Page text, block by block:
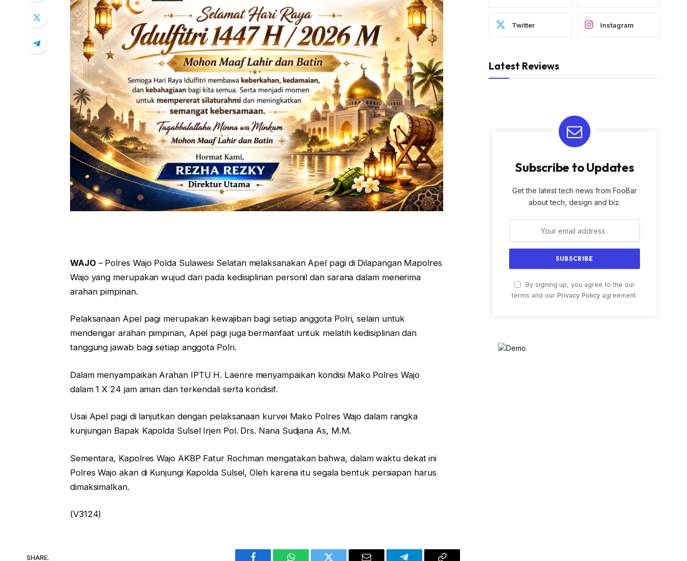
WAJO – Polres Wajo Polda Sulawesi Selatan melaksanakan Apel pagi di Dilapangan Mapolres
Wajo yang merupakan wujud dari pada kedisiplinan personil dan sarana dalam menerima
arahan pimpinan.
Pelaksanaan Apel pagi merupakan kewajiban bagi setiap anggota Polri, selain untuk
mendengar arahan pimpinan, Apel pagi juga bermanfaat untuk melatih kedisiplinan dan
tanggung jawab bagi setiap anggota Polri.
Dalam menyampaikan Arahan IPTU H. Laenre menyampaikan kondisi Mako Polres Wajo
dalam 1 X 24 jam aman dan terkendali serta kondisif.
Usai Apel pagi di lanjutkan dengan pelaksanaan kurvei Mako Polres Wajo dalam rangka
kunjungan Bapak Kapolda Sulsel Irjen Pol. Drs. Nana Sudjana As, M.M.
Sementara, Kapolres Wajo AKBP Fatur Rochman mengatakan bahwa, dalam waktu dekat ini
Polres Wajo akan di Kunjungi Kapolda Sulsel, Oleh karena itu segala bentuk persiapan harus
dimaksimalkan.
(V3124)
SHARE.
Twitter Instagram
Latest Reviews
Subscribe to Updates
Get the latest tech news from FooBar
about tech, design and biz.
By signing up, you agree to the our
terms and our Privacy Policy agreement.